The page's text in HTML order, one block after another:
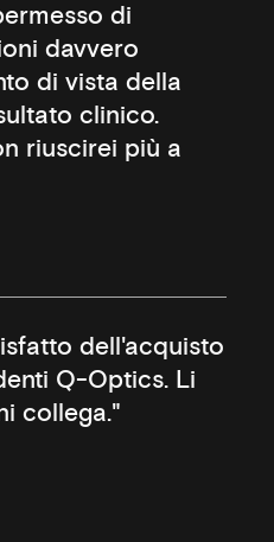
di
davvero
di vista della
clinico.
riuscirei più a
dell'acquisto
Q-Optics. Li
collega."